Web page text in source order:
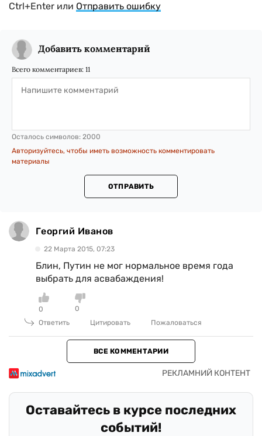
Ctrl+Enter или Отправить ошибку
Добавить комментарий
Всего комментариев: 11
Осталось символов: 2000
Авторизуйтесь, чтобы иметь возможность комментировать
материалы
ОТПРАВИТЬ
Георгий Иванов
22 Марта 2015, 07:23
Блин, Путин не мог нормальное время года
выбрать для асвабаждения!
0
0
Ответить
Цитировать Пожаловаться
ВСЕ КОММЕНТАРИИ
Оставайтесь в курсе последних
событий!